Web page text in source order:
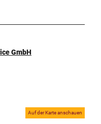
GmbH
Auf der Karte anschauen